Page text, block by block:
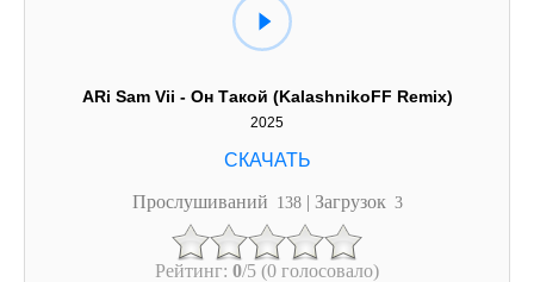
ARi Sam Vii - Он Такой (KalashnikoFF Remix)
2025
Прослушиваний 138 | Загрузок 3
Рейтинг: 0/5 (0 голосовало)